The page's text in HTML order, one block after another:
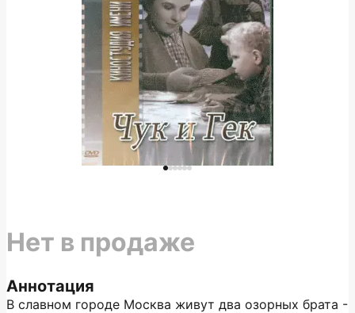
Аннотация
В славном городе Москва живут два озорных брата -
Нет в продаже